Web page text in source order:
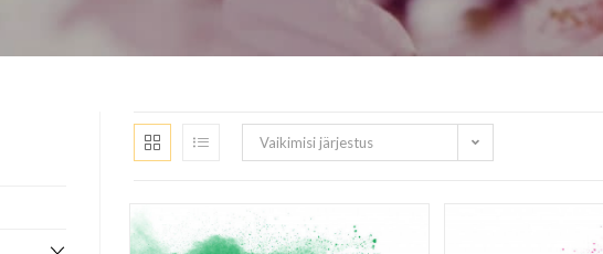
Vaikimisi järjestus